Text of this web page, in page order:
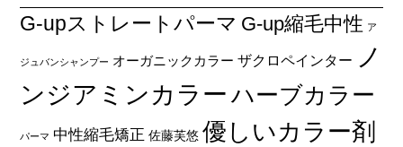
G-upストレートパーマ G-up縮毛中性 ア
ジュバンシャンプー オーガニックカラー ザクロペインター ノ
ンジアミンカラー ハーブカラー
パーマ 中性縮毛矯正 佐藤芙悠 優しいカラー剤